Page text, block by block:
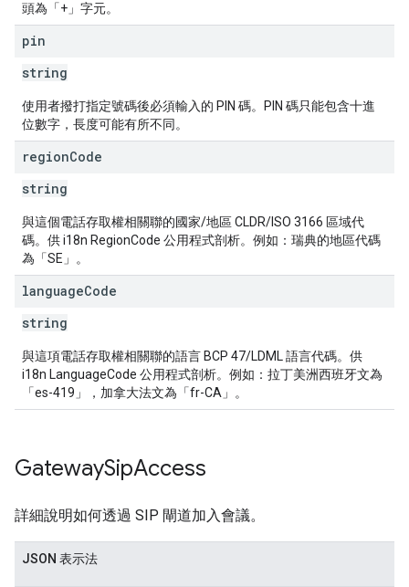
頭為「+」字元。
pin
string
使用者撥打指定號碼後必須輸入的 PIN 碼。PIN 碼只能包含十進
位數字，長度可能有所不同。
regionCode
string
與這個電話存取權相關聯的國家/地區 CLDR/ISO 3166 區域代
碼。供 i18n RegionCode 公用程式剖析。例如：瑞典的地區代碼
為「SE」。
languageCode
string
與這項電話存取權相關聯的語言 BCP 47/LDML 語言代碼。供
i18n LanguageCode 公用程式剖析。例如：拉丁美洲西班牙文為
「es-419」，加拿大法文為「fr-CA」。
GatewaySipAccess
詳細說明如何透過 SIP 閘道加入會議。
JSON 表示法